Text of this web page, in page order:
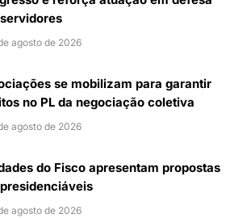
agosto de 2026
se mobilizam para garantir
no PL da negociação coletiva
agosto de 2026
do Fisco apresentam propostas
agosto de 2026